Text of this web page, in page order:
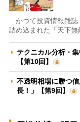
かつて投資情報雑誌
詰め込まれた「天下
テクニカル分析・
【第10回】
不透明相場に勝つ
長！」【第9回】